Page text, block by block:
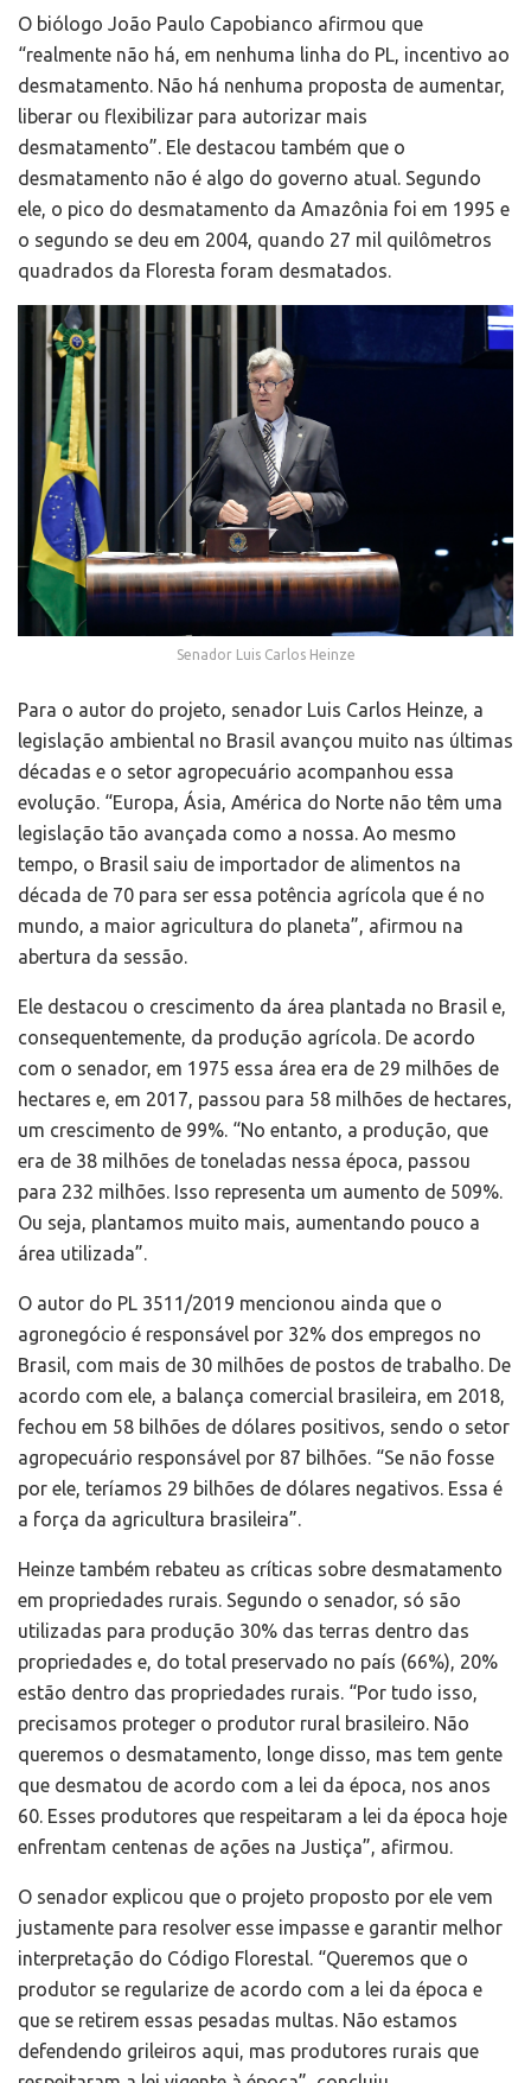
O biólogo João Paulo Capobianco afirmou que
“realmente não há, em nenhuma linha do PL, incentivo ao
desmatamento. Não há nenhuma proposta de aumentar,
liberar ou flexibilizar para autorizar mais
desmatamento”. Ele destacou também que o
desmatamento não é algo do governo atual. Segundo
ele, o pico do desmatamento da Amazônia foi em 1995 e
o segundo se deu em 2004, quando 27 mil quilômetros
quadrados da Floresta foram desmatados.
Senador Luis Carlos Heinze
Para o autor do projeto, senador Luis Carlos Heinze, a
legislação ambiental no Brasil avançou muito nas últimas
décadas e o setor agropecuário acompanhou essa
evolução. “Europa, Ásia, América do Norte não têm uma
legislação tão avançada como a nossa. Ao mesmo
tempo, o Brasil saiu de importador de alimentos na
década de 70 para ser essa potência agrícola que é no
mundo, a maior agricultura do planeta”, afirmou na
abertura da sessão.
Ele destacou o crescimento da área plantada no Brasil e,
consequentemente, da produção agrícola. De acordo
com o senador, em 1975 essa área era de 29 milhões de
hectares e, em 2017, passou para 58 milhões de hectares,
um crescimento de 99%. “No entanto, a produção, que
era de 38 milhões de toneladas nessa época, passou
para 232 milhões. Isso representa um aumento de 509%.
Ou seja, plantamos muito mais, aumentando pouco a
área utilizada”.
O autor do PL 3511/2019 mencionou ainda que o
agronegócio é responsável por 32% dos empregos no
Brasil, com mais de 30 milhões de postos de trabalho. De
acordo com ele, a balança comercial brasileira, em 2018,
fechou em 58 bilhões de dólares positivos, sendo o setor
agropecuário responsável por 87 bilhões. “Se não fosse
por ele, teríamos 29 bilhões de dólares negativos. Essa é
a força da agricultura brasileira”.
Heinze também rebateu as críticas sobre desmatamento
em propriedades rurais. Segundo o senador, só são
utilizadas para produção 30% das terras dentro das
propriedades e, do total preservado no país (66%), 20%
estão dentro das propriedades rurais. “Por tudo isso,
precisamos proteger o produtor rural brasileiro. Não
queremos o desmatamento, longe disso, mas tem gente
que desmatou de acordo com a lei da época, nos anos
60. Esses produtores que respeitaram a lei da época hoje
enfrentam centenas de ações na Justiça”, afirmou.
O senador explicou que o projeto proposto por ele vem
justamente para resolver esse impasse e garantir melhor
interpretação do Código Florestal. “Queremos que o
produtor se regularize de acordo com a lei da época e
que se retirem essas pesadas multas. Não estamos
defendendo grileiros aqui, mas produtores rurais que